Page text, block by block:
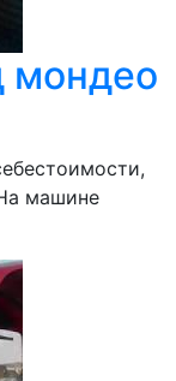
мондео
машине